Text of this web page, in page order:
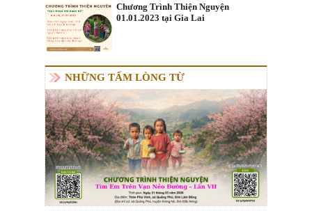
Chương Trình Thiện Nguyện
01.01.2023 tại Gia Lai
NHỮNG TẤM LÒNG TỪ